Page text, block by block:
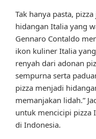
Tak hanya pasta,
hidangan Italia yang
Gennaro Contaldo
ikon kuliner Italia
renyah dari adonan
sempurna serta
pizza menjadi
memanjakan lidah.”
untuk mencicipi pizza
di Indonesia.